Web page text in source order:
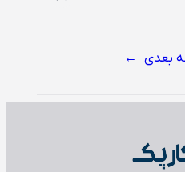
بعدی →